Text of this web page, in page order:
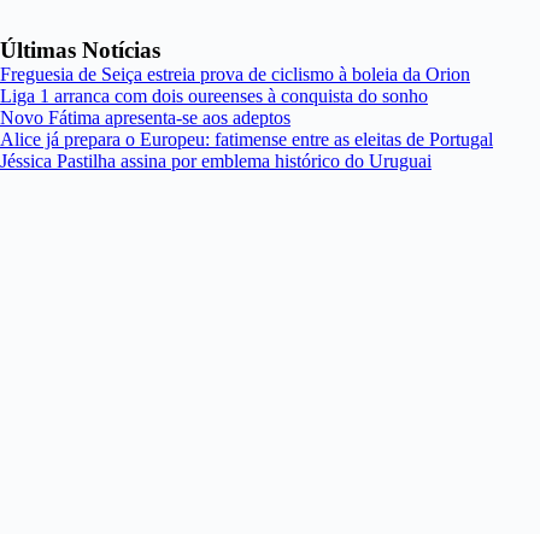
Últimas Notícias
Freguesia de Seiça estreia prova de ciclismo à boleia da Orion
Liga 1 arranca com dois oureenses à conquista do sonho
Novo Fátima apresenta-se aos adeptos
Alice já prepara o Europeu: fatimense entre as eleitas de Portugal
Jéssica Pastilha assina por emblema histórico do Uruguai